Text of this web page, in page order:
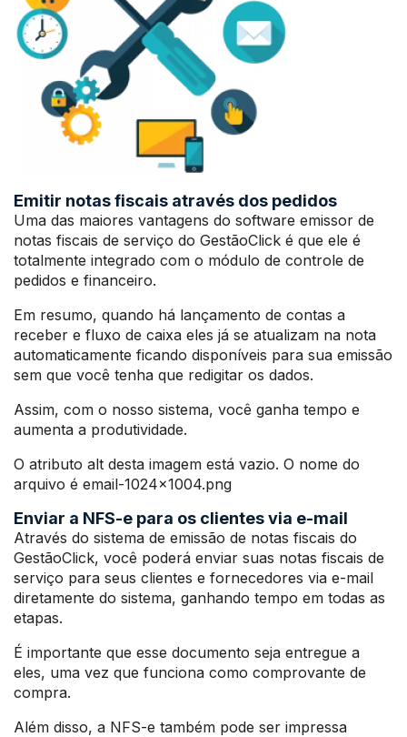
Emitir notas fiscais através dos pedidos
Uma das maiores vantagens do software emissor de
notas fiscais de serviço do GestãoClick é que ele é
totalmente integrado com o módulo de controle de
pedidos e financeiro.
Em resumo, quando há lançamento de contas a
receber e fluxo de caixa eles já se atualizam na nota
automaticamente ficando disponíveis para sua emissão
sem que você tenha que redigitar os dados.
Assim, com o nosso sistema, você ganha tempo e
aumenta a produtividade.
O atributo alt desta imagem está vazio. O nome do
arquivo é email-1024×1004.png
Enviar a NFS-e para os clientes via e-mail
Através do sistema de emissão de notas fiscais do
GestãoClick, você poderá enviar suas notas fiscais de
serviço para seus clientes e fornecedores via e-mail
diretamente do sistema, ganhando tempo em todas as
etapas.
É importante que esse documento seja entregue a
eles, uma vez que funciona como comprovante de
compra.
Além disso, a NFS-e também pode ser impressa